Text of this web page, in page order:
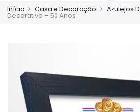
Início Casa e Decoração Azulejos
Decorativo – 50 Anos